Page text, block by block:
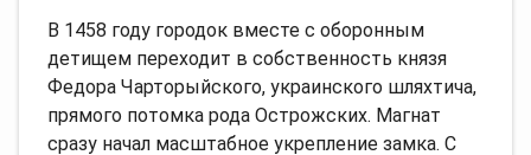
В 1458 году городок вместе с оборонным
детищем переходит в собственность князя
Федора Чарторыйского, украинского шляхтича,
прямого потомка рода Острожских. Магнат
сразу начал масштабное укрепление замка. С